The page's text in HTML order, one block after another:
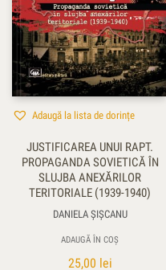
Adaugă la lista de dorințe
JUSTIFICAREA UNUI RAPT.
PROPAGANDA SOVIETICĂ ÎN
SLUJBA ANEXĂRILOR
TERITORIALE (1939-1940)
DANIELA ŞIŞCANU
ADAUGĂ ÎN COȘ
25,00 lei